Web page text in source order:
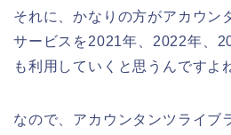
それに、かなりの方がアカウン
サービスを2021年、2022年、
も利用していくと思うんですよ
なので、アカウンタンツライブ